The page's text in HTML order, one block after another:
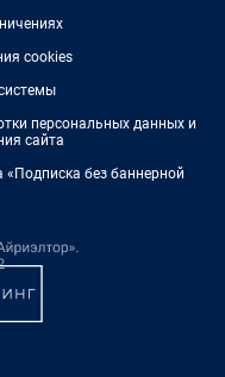
cookies
персональных данных и
сайта
«Подписка без баннерной